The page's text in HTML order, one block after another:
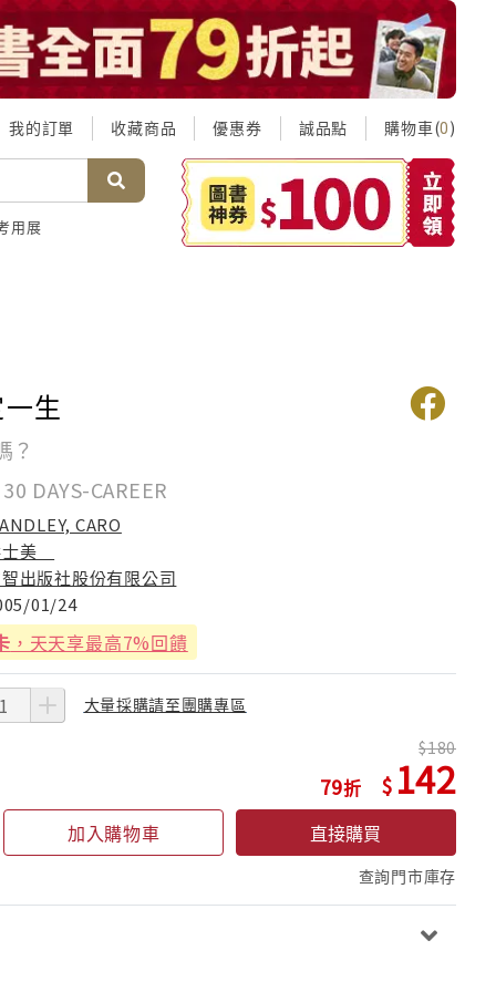
我的訂單 收藏商品 優惠券 誠品點 購物車(0)
用展
生
？
DAYS-CAREER
CARO
士美
出版社股份有限公司
01/24
，天天享最高7%回饋
大量採購請至團購專區
79
180
142
加入購物車 直接購買
查詢門市庫存